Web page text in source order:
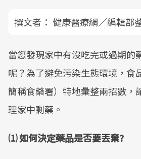
撰文者： 健康醫療網／編輯部
當您發現家中有沒吃完或過期的
呢？為了避免污染生態環境，食
簡稱食藥署）特地彙整兩招數，
理家中剩藥。
⑴ 如何決定藥品是否要丟棄?